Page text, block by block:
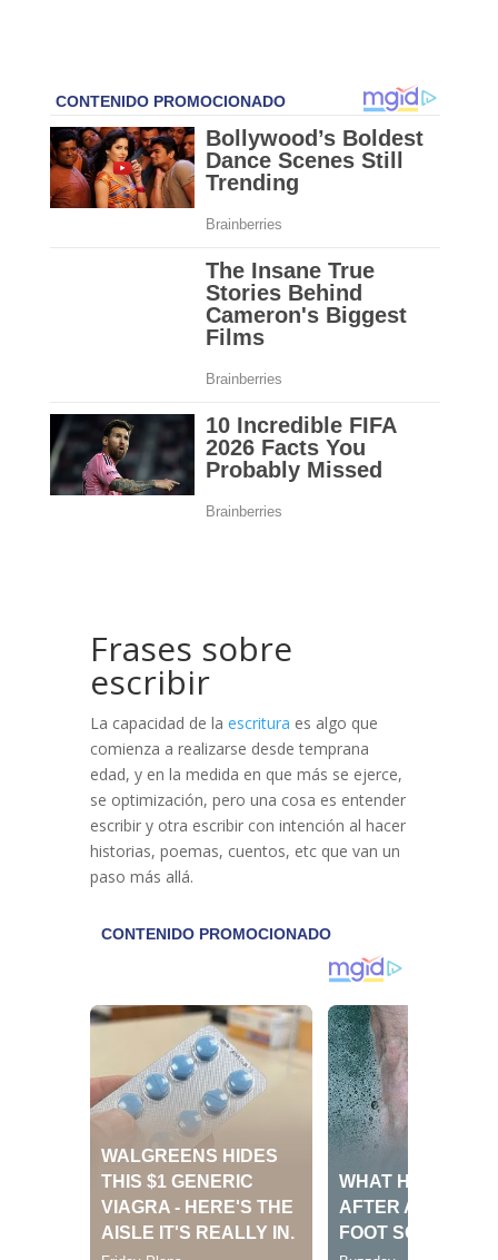
Frases sobre
escribir
La capacidad de la escritura es algo que
comienza a realizarse desde temprana
edad, y en la medida en que más se ejerce,
se optimización, pero una cosa es entender
escribir y otra escribir con intención al hacer
historias, poemas, cuentos, etc que van un
paso más allá.